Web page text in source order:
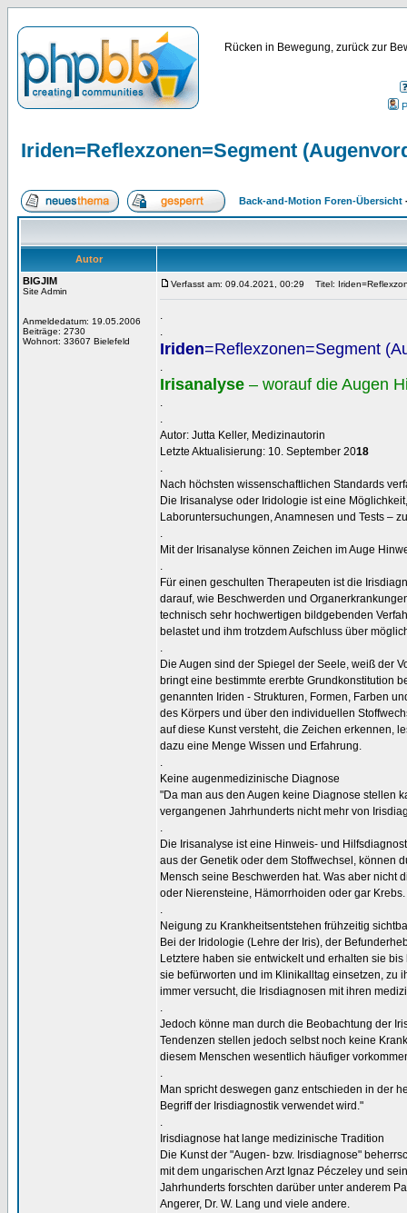
Rücken in Bewegung, zurück zur
Iriden=Reflexzonen=Segment
Back-and-Motion Foren-Übersicht
Autor
BIGJIM
Site Admin
Anmeldedatum: 19.05.2006
Beiträge: 2730
Wohnort: 33607 Bielefeld
Verfasst am: 09.04.2021, 00:29 Titel:
.
.
Iriden=Reflexzonen=Segment
.
Irisanalyse – worauf die Augen
.
.
Autor: Jutta Keller, Medizinautorin
Letzte Aktualisierung: 10. September 2018
.
Nach höchsten wissenschaftlichen Standards
Die Irisanalyse oder Iridologie ist eine
Laboruntersuchungen, Anamnesen und Tests –
.
Mit der Irisanalyse können Zeichen im Auge
.
Für einen geschulten Therapeuten ist die
darauf, wie Beschwerden und
technisch sehr hochwertigen bildgebenden
belastet und ihm trotzdem Aufschluss über
.
Die Augen sind der Spiegel der Seele, weiß der
bringt eine bestimmte ererbte Grundkonstitution
genannten Iriden - Strukturen, Formen, Farben
des Körpers und über den individuellen
auf diese Kunst versteht, die Zeichen erkennen,
dazu eine Menge Wissen und Erfahrung.
.
Keine augenmedizinische Diagnose
"Da man aus den Augen keine Diagnose stellen
vergangenen Jahrhunderts nicht mehr von
.
Die Irisanalyse ist eine Hinweis- und
aus der Genetik oder dem Stoffwechsel, können
Mensch seine Beschwerden hat. Was aber
oder Nierensteine, Hämorrhoiden oder gar Krebs.
.
Neigung zu Krankheitsentstehen frühzeitig
Bei der Iridologie (Lehre der Iris), der
Letztere haben sie entwickelt und erhalten sie
sie befürworten und im Klinikalltag einsetzen, zu
immer versucht, die Irisdiagnosen mit ihren
.
Jedoch könne man durch die Beobachtung der
Tendenzen stellen jedoch selbst noch keine
diesem Menschen wesentlich häufiger
.
Man spricht deswegen ganz entschieden in der
Begriff der Irisdiagnostik verwendet wird."
.
Irisdiagnose hat lange medizinische Tradition
Die Kunst der "Augen- bzw. Irisdiagnose"
mit dem ungarischen Arzt Ignaz Péczeley und
Jahrhunderts forschten darüber unter anderem
Angerer, Dr. W. Lang und viele andere.